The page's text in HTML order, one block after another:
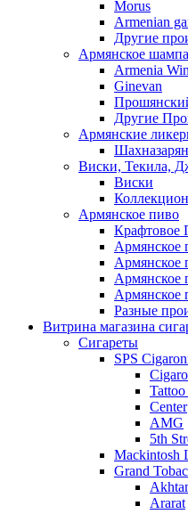
Morus
Armenian
Другие
Армянское
Armenia
Ginevan
Другие
Армянские
Виски, Текила,
Виски
Армянское пиво
Крафтовое
Армянское
Армянское
Армянское
Армянское
Разные
Витрина магазина
Cигареты
SPS
Center
AMG
5th
Mackintosh
Grand
Ararat